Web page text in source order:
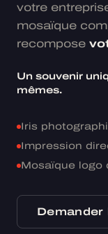
votre
mosaïque
recompose
Un souvenir
mêmes.
Iris
Impression
Mosaïque logo
Demander